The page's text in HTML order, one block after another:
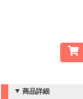
商品詳細